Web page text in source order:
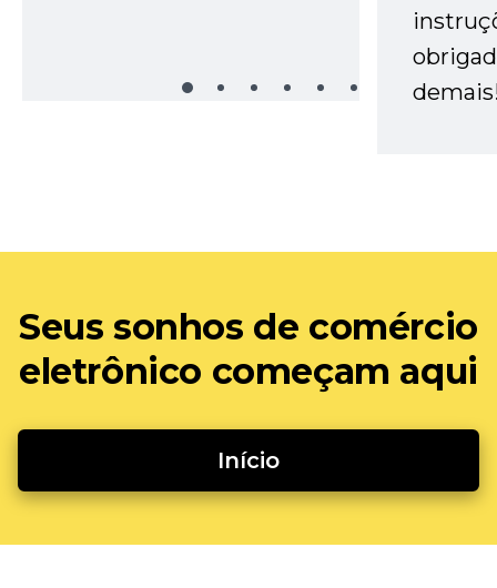
Seus sonhos de comércio
eletrônico começam aqui
Início